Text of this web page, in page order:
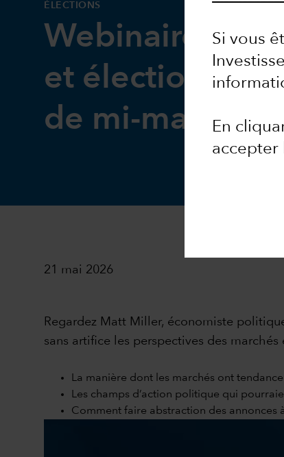
Si vous
En
accepter
ÉLECTIONS
Webinaire :
et élections
de mi-mandat
21 mai 2026
Regardez Matt Miller, économiste
sans artifice les perspectives des
La manière dont les marchés ont
Les champs d’action politique qui
Comment faire abstraction des